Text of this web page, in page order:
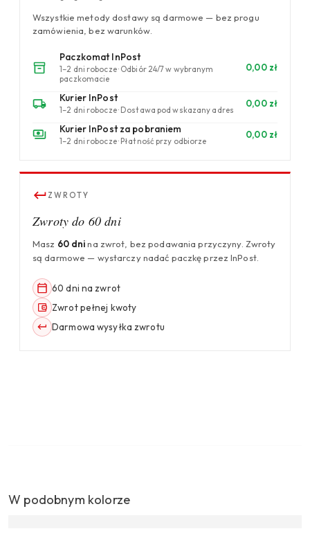
Wszystkie metody dostawy są darmowe — bez progu
zamówienia, bez warunków.
Paczkomat InPost
1–2 dni robocze · Odbiór 24/7 w wybranym
paczkomacie
0,00 zł
Kurier InPost
1–2 dni robocze · Dostawa pod wskazany adres
0,00 zł
Kurier InPost za pobraniem
1–2 dni robocze · Płatność przy odbiorze
0,00 zł
ZWROTY
Zwroty do 60 dni
Masz 60 dnina zwrot, bez podawania przyczyny. Zwroty
są darmowe — wystarczy nadać paczkę przez InPost.
60 dni na zwrot
Zwrot pełnej kwoty
Darmowa wysyłka zwrotu
W podobnym kolorze